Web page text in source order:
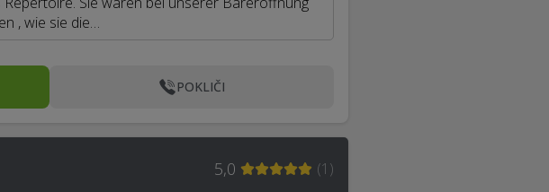
, wie sie die…
POKLIČI
5,0 (1 )